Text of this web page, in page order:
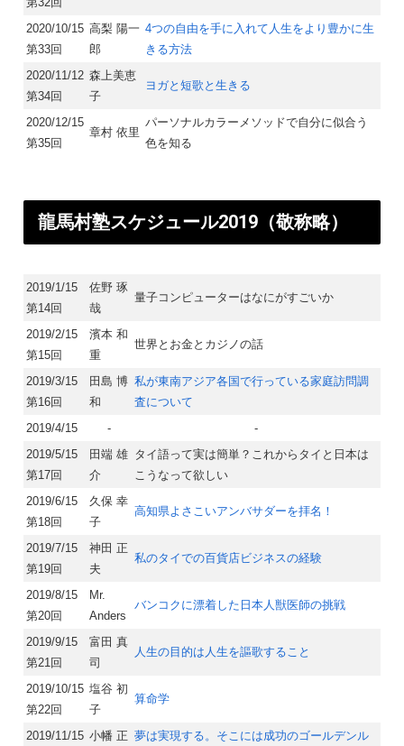
2020/10/15
第33回
高梨 陽一
郎
4つの自由を手に入れて人生をより豊かに生
きる方法
2020/11/12
第34回
森上美恵
子
ヨガと短歌と生きる
2020/12/15
第35回
章村 依里
パーソナルカラーメソッドで自分に似合う
色を知る
龍馬村塾スケジュール2019（敬称略）​
2019/1/15
第14回
佐野 琢
哉
量子コンピューターはなにがすごいか
2019/2/15
第15回
濱本 和
重
世界とお金とカジノの話
2019/3/15
第16回
田島 博
和
私が東南アジア各国で行っている家庭訪問調
査について
2019/4/15
-
-
2019/5/15
第17回
田端 雄
介
タイ語って実は簡単？これからタイと日本は
こうなって欲しい
2019/6/15
第18回
久保 幸
子
高知県よさこいアンバサダーを拝名！
2019/7/15
第19回
神田 正
夫
私のタイでの百貨店ビジネスの経験
2019/8/15
第20回
Mr.
Anders
バンコクに漂着した日本人獣医師の挑戦
2019/9/15
第21回
富田 真
司
人生の目的は人生を謳歌すること
2019/10/15
第22回
塩谷 初
子
算命学
2019/11/15 小幡 正 夢は実現する。そこには成功のゴールデンル